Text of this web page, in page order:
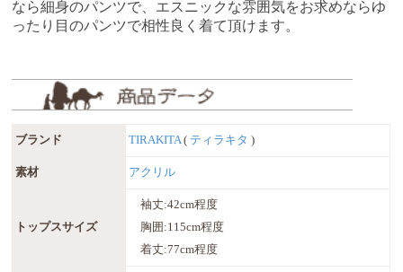
なら細身のパンツで、エスニックな雰囲気をお求めならゆ
ったり目のパンツで相性良く着て頂けます。
ブランド TIRAKITA( ティラキタ )
素材 アクリル
トップスサイズ
袖丈:42cm程度
胸囲:115cm程度
着丈:77cm程度